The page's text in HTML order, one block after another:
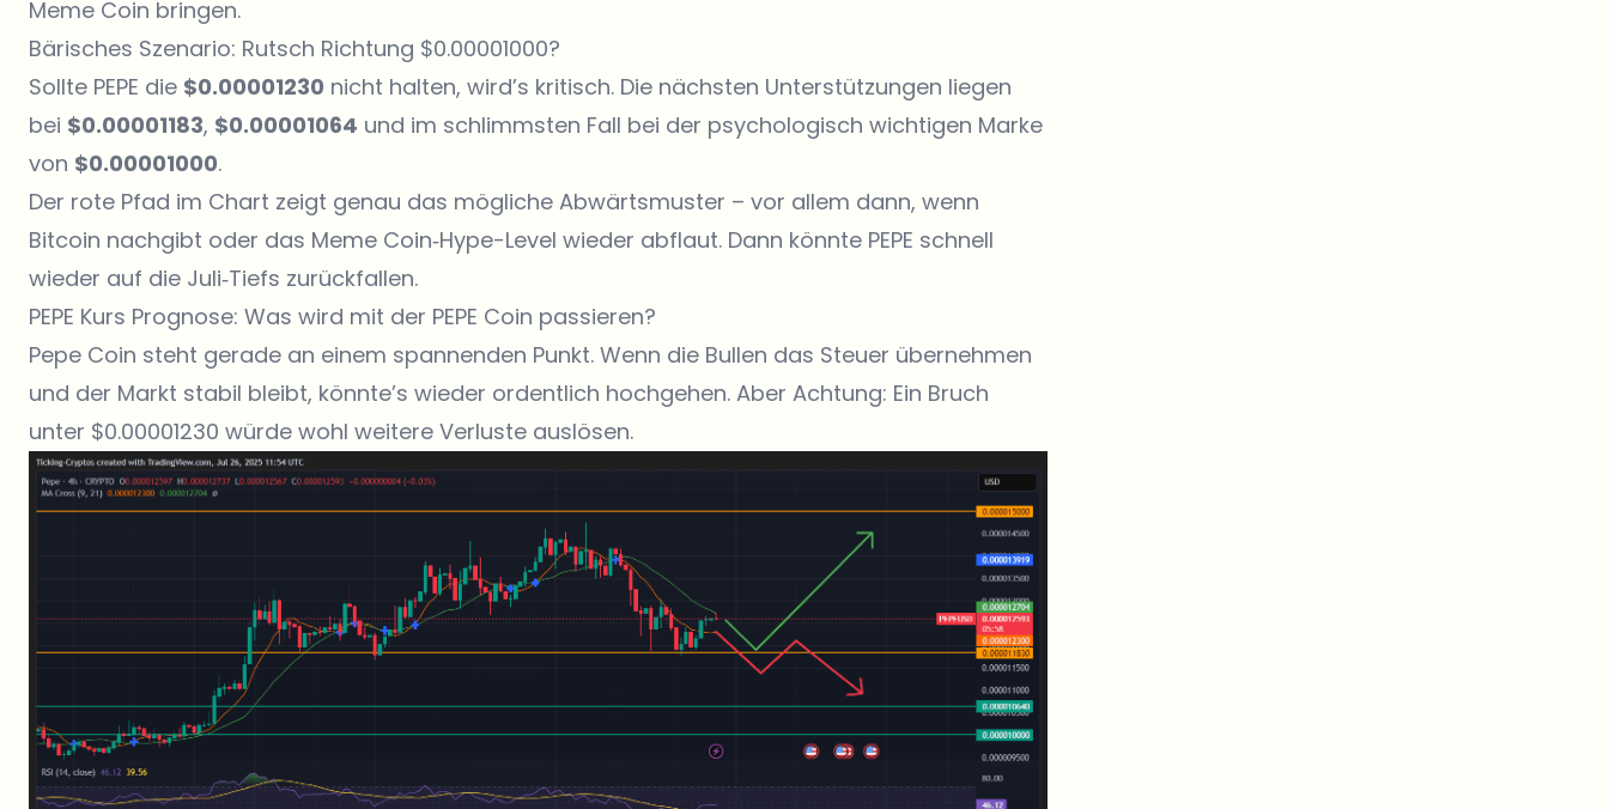
Meme Coin bringen.
Bärisches Szenario: Rutsch Richtung $0.00001000?
Sollte PEPE die $0.00001230 nicht halten, wird’s kritisch. Die nächsten Unterstützungen liegen
bei $0.00001183, $0.00001064 und im schlimmsten Fall bei der psychologisch wichtigen Marke
von $0.00001000.
Der rote Pfad im Chart zeigt genau das mögliche Abwärtsmuster – vor allem dann, wenn
Bitcoin nachgibt oder das Meme Coin‑Hype-Level wieder abflaut. Dann könnte PEPE schnell
wieder auf die Juli‑Tiefs zurückfallen.
PEPE Kurs Prognose: Was wird mit der PEPE Coin passieren?
Pepe Coin steht gerade an einem spannenden Punkt. Wenn die Bullen das Steuer übernehmen
und der Markt stabil bleibt, könnte’s wieder ordentlich hochgehen. Aber Achtung: Ein Bruch
unter $0.00001230 würde wohl weitere Verluste auslösen.